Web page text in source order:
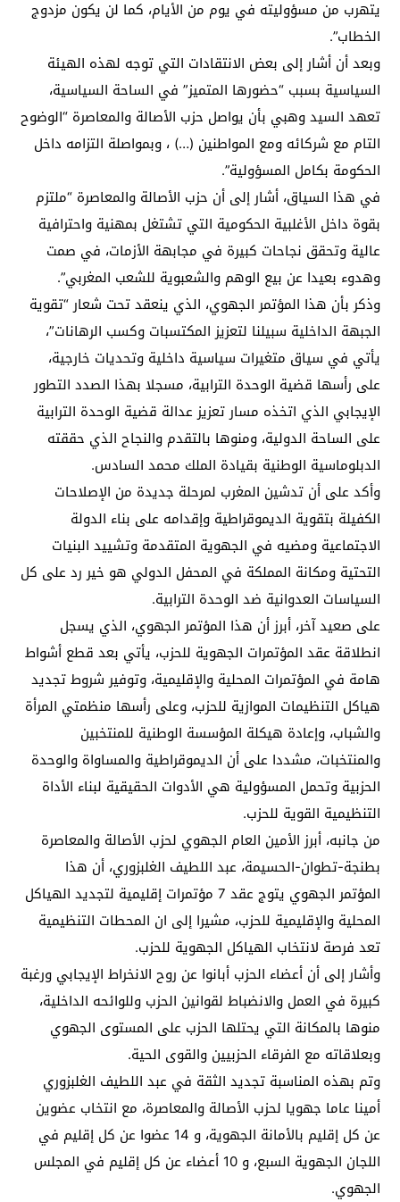
يتهرب من مسؤوليته في يوم من الأيام، كما لن يكون مزدوج
الخطاب”.
وبعد أن أشار إلى بعض الانتقادات التي توجه لهذه الهيئة
السياسية بسبب “حضورها المتميز” في الساحة السياسية،
تعهد السيد وهبي بأن يواصل حزب الأصالة والمعاصرة “الوضوح
التام مع شركائه ومع المواطنين (…) ، وبمواصلة التزامه داخل
الحكومة بكامل المسؤولية”.
في هذا السياق، أشار إلى أن حزب الأصالة والمعاصرة “ملتزم
بقوة داخل الأغلبية الحكومية التي تشتغل بمهنية واحترافية
عالية وتحقق نجاحات كبيرة في مجابهة الأزمات، في صمت
وهدوء بعيدا عن بيع الوهم والشعبوية للشعب المغربي”.
وذكر بأن هذا المؤتمر الجهوي، الذي ينعقد تحت شعار “تقوية
الجبهة الداخلية سبيلنا لتعزيز المكتسبات وكسب الرهانات”،
يأتي في سياق متغيرات سياسية داخلية وتحديات خارجية،
على رأسها قضية الوحدة الترابية، مسجلا بهذا الصدد التطور
الإيجابي الذي اتخذه مسار تعزيز عدالة قضية الوحدة الترابية
على الساحة الدولية، ومنوها بالتقدم والنجاح الذي حققته
الدبلوماسية الوطنية بقيادة الملك محمد السادس.
وأكد على أن تدشين المغرب لمرحلة جديدة من الإصلاحات
الكفيلة بتقوية الديموقراطية وإقدامه على بناء الدولة
الاجتماعية ومضيه في الجهوية المتقدمة وتشييد البنيات
التحتية ومكانة المملكة في المحفل الدولي هو خير رد على كل
السياسات العدوانية ضد الوحدة الترابية.
على صعيد آخر، أبرز أن هذا المؤتمر الجهوي، الذي يسجل
انطلاقة عقد المؤتمرات الجهوية للحزب، يأتي بعد قطع أشواط
هامة في المؤتمرات المحلية والإقليمية، وتوفير شروط تجديد
هياكل التنظيمات الموازية للحزب، وعلى رأسها منظمتي المرأة
والشباب، وإعادة هيكلة المؤسسة الوطنية للمنتخبين
والمنتخبات، مشددا على أن الديموقراطية والمساواة والوحدة
الحزبية وتحمل المسؤولية هي الأدوات الحقيقية لبناء الأداة
التنظيمية القوية للحزب.
من جانبه، أبرز الأمين العام الجهوي لحزب الأصالة والمعاصرة
بطنجة-تطوان-الحسيمة، عبد اللطيف الغلبزوري، أن هذا
المؤتمر الجهوي يتوج عقد 7 مؤتمرات إقليمية لتجديد الهياكل
المحلية والإقليمية للحزب، مشيرا إلى ان المحطات التنظيمية
تعد فرصة لانتخاب الهياكل الجهوية للحزب.
وأشار إلى أن أعضاء الحزب أبانوا عن روح الانخراط الإيجابي ورغبة
كبيرة في العمل والانضباط لقوانين الحزب وللوائحه الداخلية،
منوها بالمكانة التي يحتلها الحزب على المستوى الجهوي
وبعلاقاته مع الفرقاء الحزبيين والقوى الحية.
وتم بهذه المناسبة تجديد الثقة في عبد اللطيف الغلبزوري
أمينا عاما جهويا لحزب الأصالة والمعاصرة، مع انتخاب عضوين
عن كل إقليم بالأمانة الجهوية، و 14 عضوا عن كل إقليم في
اللجان الجهوية السبع، و 10 أعضاء عن كل إقليم في المجلس
الجهوي.